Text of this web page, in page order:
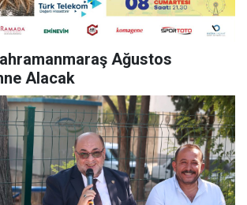
Ağustos
Alacak